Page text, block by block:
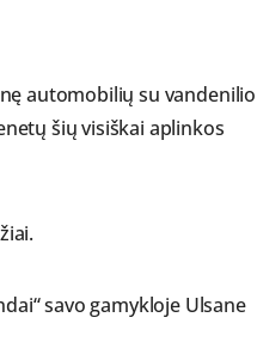
automobilių su vandenilio
šių visiškai aplinkos
savo gamykloje Ulsane